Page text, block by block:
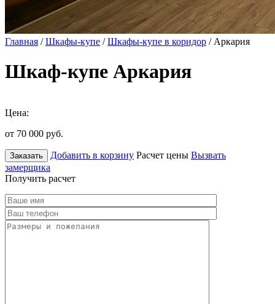
Главная /Шкафы-купе /Шкафы-купе в коридор / Аркария
Шкаф-купе Аркария
Цена:
от 70 000 руб.
Заказать Добавить в корзину Расчет цены Вызвать
замерщика
Получить расчет